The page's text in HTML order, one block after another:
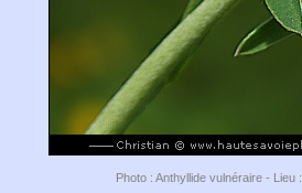
Photo : Anthyllide vulnéraire -